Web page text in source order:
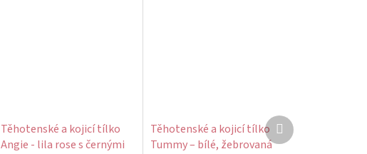
Těhotenské a kojicí tílko
Angie - lila rose s černými
Těhotenské a kojicí tílko
Tummy – bílé, žebrovaná
Další
produkt